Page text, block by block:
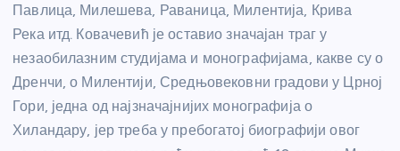
Павлица, Милешева, Раваница, Милентија, Крива
Река итд. Ковачевић је оставио значајан траг у
незаобилазним студијама и монографијама, какве су о
Дренчи, о Милентији, Средњовековни градови у Црној
Гори, једна од најзначајнијих монографија о
Хиландару, јер треба у пребогатој биографији овог